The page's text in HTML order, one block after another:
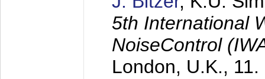
5th International
NoiseControl
London, U.K.,